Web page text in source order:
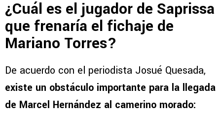
¿Cuál es el jugador de Saprissa
que frenaría el fichaje de
Mariano Torres?
De acuerdo con el periodista Josué Quesada,
existe un obstáculo importante para la llegada
de Marcel Hernández al camerino morado: